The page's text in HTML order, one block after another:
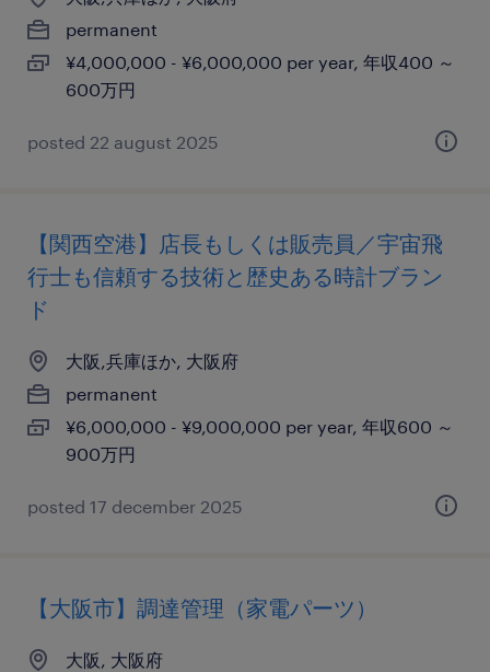
permanent
¥4,000,000 - ¥6,000,000 per year, 年収400 ～
600万円
posted 22 august 2025
【関西空港】店長もしくは販売員／宇宙飛
行士も信頼する技術と歴史ある時計ブラン
ド
大阪,兵庫ほか, 大阪府
permanent
¥6,000,000 - ¥9,000,000 per year, 年収600 ～
900万円
posted 17 december 2025
【大阪市】調達管理（家電パーツ）
大阪, 大阪府